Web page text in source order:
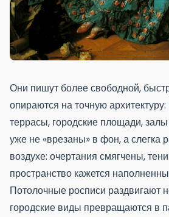
Они пишут более свободной,
опираются на точную
террасы, городские площади,
уже не «врезаны» в фон, а слегка
воздухе: очертания смягчены,
пространство кажется
Потолочные росписи раздвигают
городские виды превращаются в